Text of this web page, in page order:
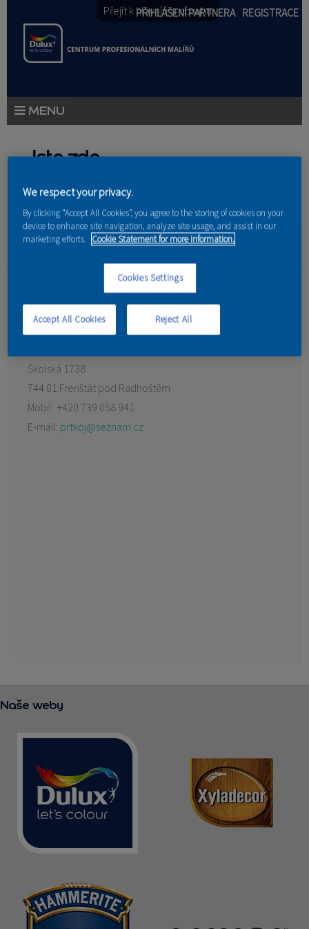
Přejít k hlavnímu obsahu
PŘIHLÁŠENÍ PARTNERA REGISTRACE
PORADENSTVÍ
AKCE A NOVINKY
KONTAKT
Jste zde
Domů»Partneri
Radim Bílek
Školská 1738
744 01 Frenštát pod Radhoštěm
Mobil: +420 739 058 941
E-mail: prtkoj@seznam.cz
Naše weby
We respect your privacy.
By clicking “Accept All Cookies”, you agree to the storing of cookies on your
device to enhance site navigation, analyze site usage, and assist in our
marketing efforts. Cookie Statement for more information.
Cookies Settings
Reject All
Accept All Cookies